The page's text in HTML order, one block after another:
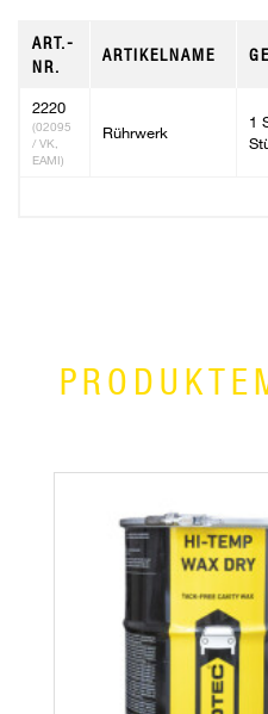
ART.-
NR.
ARTIKELNAME
2220
(02095
/ VK,
EAMI)
Rührwerk
1